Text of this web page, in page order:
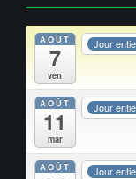
AOÛT
7
ven
Jour
AOÛT
11
mar
Jour
AOÛT Jour